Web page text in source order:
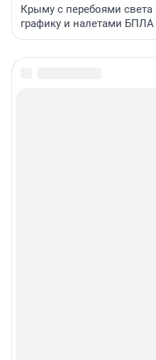
Крыму с перебоями света
графику и налетами БПЛА